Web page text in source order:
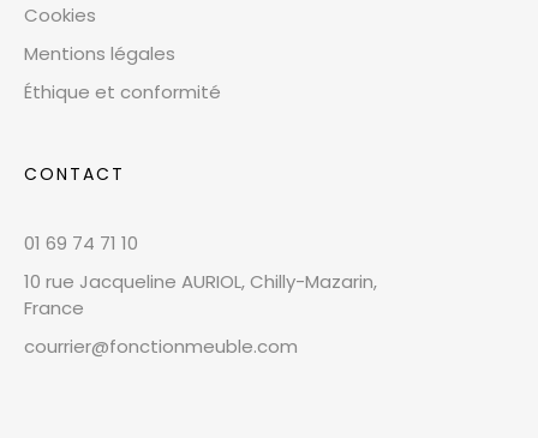
Cookies
Mentions légales
Éthique et conformité
CONTACT
01 69 74 71 10
10 rue Jacqueline AURIOL, Chilly-Mazarin,
France
courrier@fonctionmeuble.com